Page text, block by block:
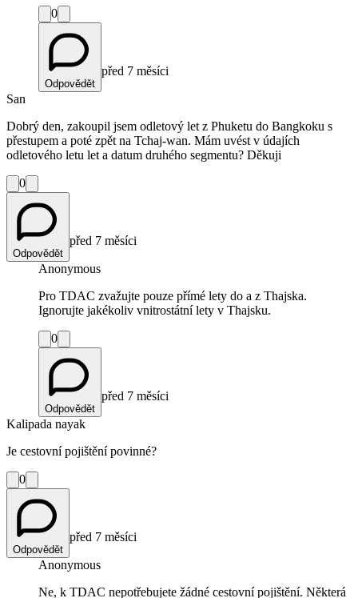
0
Odpovědět
před 7 měsíci
San
Dobrý den, zakoupil jsem odletový let z Phuketu do Bangkoku s
přestupem a poté zpět na Tchaj-wan. Mám uvést v údajích
odletového letu let a datum druhého segmentu? Děkuji
0
Odpovědět
před 7 měsíci
Anonymous
Pro TDAC zvažujte pouze přímé lety do a z Thajska.
Ignorujte jakékoliv vnitrostátní lety v Thajsku.
0
Odpovědět
před 7 měsíci
Kalipada nayak
Je cestovní pojištění povinné?
0
Odpovědět
před 7 měsíci
Anonymous
Ne, k TDAC nepotřebujete žádné cestovní pojištění. Některá